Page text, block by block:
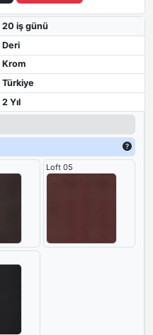
20 iş günü
Deri
Krom
Türkiye
2 Yıl
Loft 05